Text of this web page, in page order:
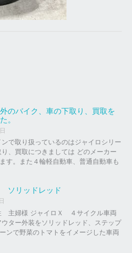
のバイク、車の下取り、買取を
。
で取り扱っているのはジャイロシリー
り、買取につきましては どのメーカー
す。また４輪軽自動車、普通自動車も
ソリッドレッド
主婦様 ジャイロＸ ４サイクル車両
ター外装をソリッドレッド、ステップ
ンで野菜のトマトをイメージした車両